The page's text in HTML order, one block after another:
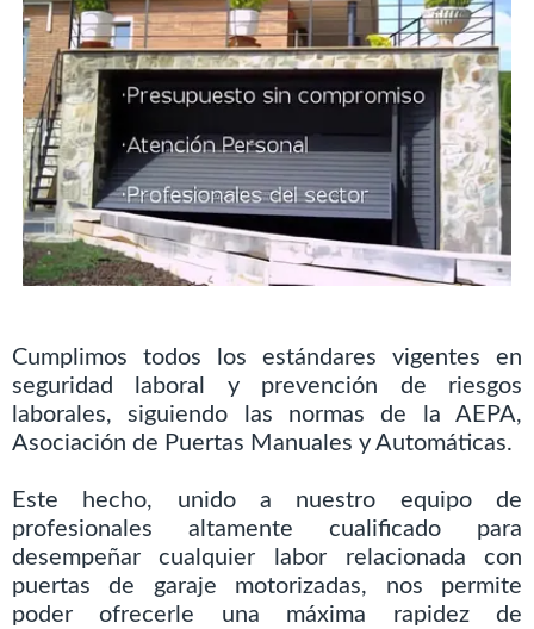
Cumplimos todos los estándares vigentes en
seguridad laboral y prevención de riesgos
laborales, siguiendo las normas de la AEPA,
Asociación de Puertas Manuales y Automáticas.
Este hecho, unido a nuestro equipo de
profesionales altamente cualificado para
desempeñar cualquier labor relacionada con
puertas de garaje motorizadas, nos permite
poder ofrecerle una máxima rapidez de